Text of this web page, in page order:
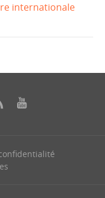
internationale